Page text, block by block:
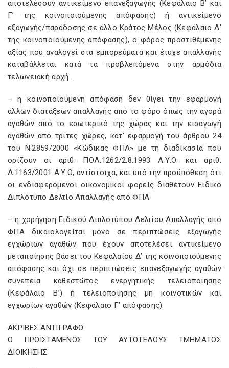
αποτελέσουν αντικείμενο επανεξαγωγής (Κεφάλαιο Β’ και
Γ’ της κοινοποιούμενης απόφασης) ή αντικείμενο
εξαγωγής/παράδοσης σε άλλο Κράτος Μέλος (Κεφάλαιο Δ’
της κοινοποιούμενης απόφασης), ο φόρος προστιθέμενης
αξίας που αναλογεί στα εμπορεύματα και έτυχε απαλλαγής
καταβάλλεται κατά τα προβλεπόμενα στην αρμόδια
τελωνειακή αρχή.
– η κοινοποιούμενη απόφαση δεν θίγει την εφαρμογή
άλλων διατάξεων απαλλαγής από το φόρο όπως την αγορά
αγαθών από το εσωτερικό της χώρας και την εισαγωγή
αγαθών από τρίτες χώρες, κατ’ εφαρμογή του άρθρου 24
του Ν.2859/2000 «Κώδικας ΦΠΑ» με τη διαδικασία που
ορίζουν οι αριθ. ΠΟΛ.1262/2.8.1993 Α.Υ.Ο. και αριθ.
Δ.1163/2001 Α.Υ.Ο, αντίστοιχα, και υπό την προϋπόθεση ότι
οι ενδιαφερόμενοι οικονομικοί φορείς διαθέτουν Ειδικό
Διπλότυπο Δελτίο Απαλλαγής από ΦΠΑ.
– η χορήγηση Ειδικού Διπλοτύπου Δελτίου Απαλλαγής από
ΦΠΑ δικαιολογείται μόνο σε περιπτώσεις εξαγωγής
εγχώριων αγαθών που έχουν αποτελέσει αντικείμενο
μεταποίησης βάσει του Κεφαλαίου Δ’ της κοινοποιούμενης
απόφασης και όχι σε περιπτώσεις επανεξαγωγής αγαθών
συνεπεία καθεστώτος ενεργητικής τελειοποίησης
(Κεφάλαιο Β’) ή τελειοποίησης μη κοινοτικών και
εγχωρίων αγαθών (Κεφάλαιο Γ’ απόφασης).
ΑΚΡΙΒΕΣ ΑΝΤΙΓΡΑΦΟ
Ο ΠΡΟΪΣΤΑΜΕΝΟΣ ΤΟΥ ΑΥΤΟΤΕΛΟΥΣ ΤΜΗΜΑΤΟΣ
ΔΙΟΙΚΗΣΗΣ